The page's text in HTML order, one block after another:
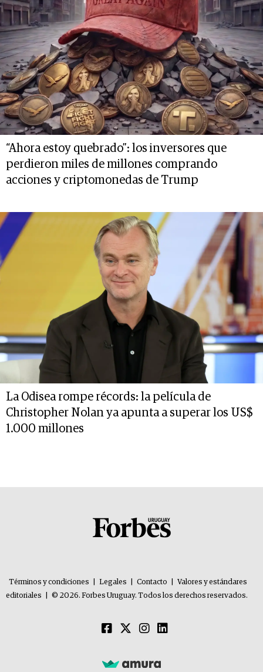
“Ahora estoy quebrado”: los inversores que
perdieron miles de millones comprando
acciones y criptomonedas de Trump
La Odisea rompe récords: la película de
Christopher Nolan ya apunta a superar los US$
1.000 millones
Términos y condiciones Legales Contacto
Valores y estándares
editoriales
© 2026. Forbes Uruguay. Todos los derechos reservados.